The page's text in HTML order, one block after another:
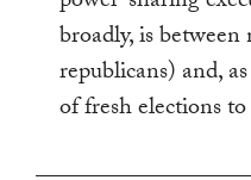
broadly, is
republicans) and,
of fresh elections